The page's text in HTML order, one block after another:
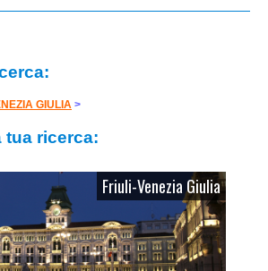
GIULIA >
tua ricerca:
Friuli-Venezia Giulia